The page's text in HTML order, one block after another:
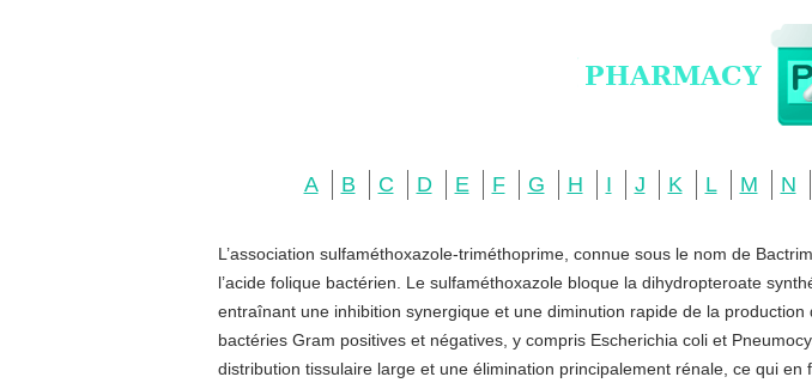
A B C D E F G H I J K L M N
L’association sulfaméthoxazole-triméthoprime, connue sous le nom de
l’acide folique bactérien. Le sulfaméthoxazole bloque la dihydropteroate
entraînant une inhibition synergique et une diminution rapide de la
bactéries Gram positives et négatives, y compris Escherichia coli et
distribution tissulaire large et une élimination principalement rénale, ce qui